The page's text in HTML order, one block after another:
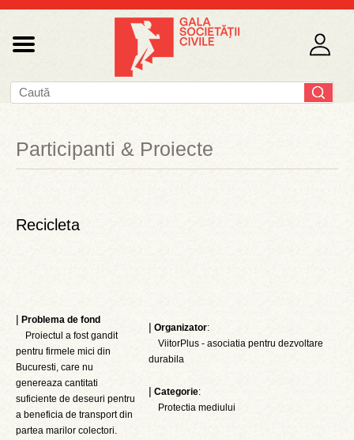
Participanti & Proiecte
Recicleta
| Organizator:
ViitorPlus - asociatia pentru dezvoltare
durabila
| Categorie:
Protectia mediului
| Problema de fond
Proiectul a fost gandit
pentru firmele mici din
Bucuresti, care nu
genereaza cantitati
suficiente de deseuri pentru
a beneficia de transport din
partea marilor colectori.